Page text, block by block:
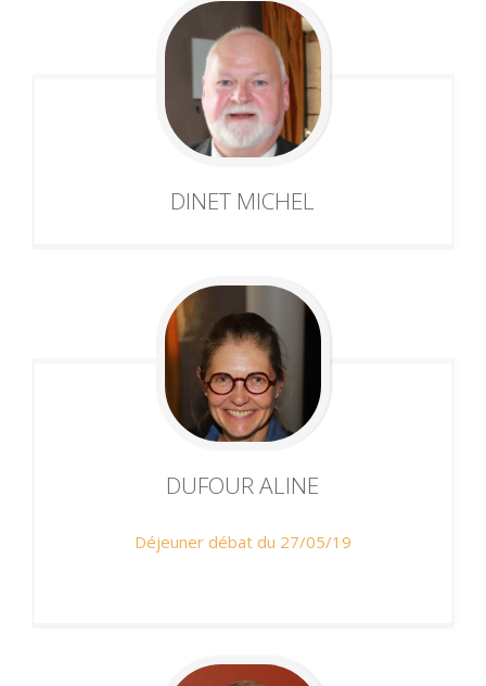
DINET MICHEL
DUFOUR ALINE
Déjeuner débat du 27/05/19